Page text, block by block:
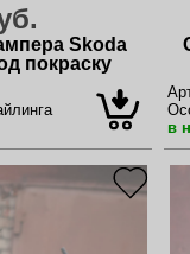
Skoda
покраску
в